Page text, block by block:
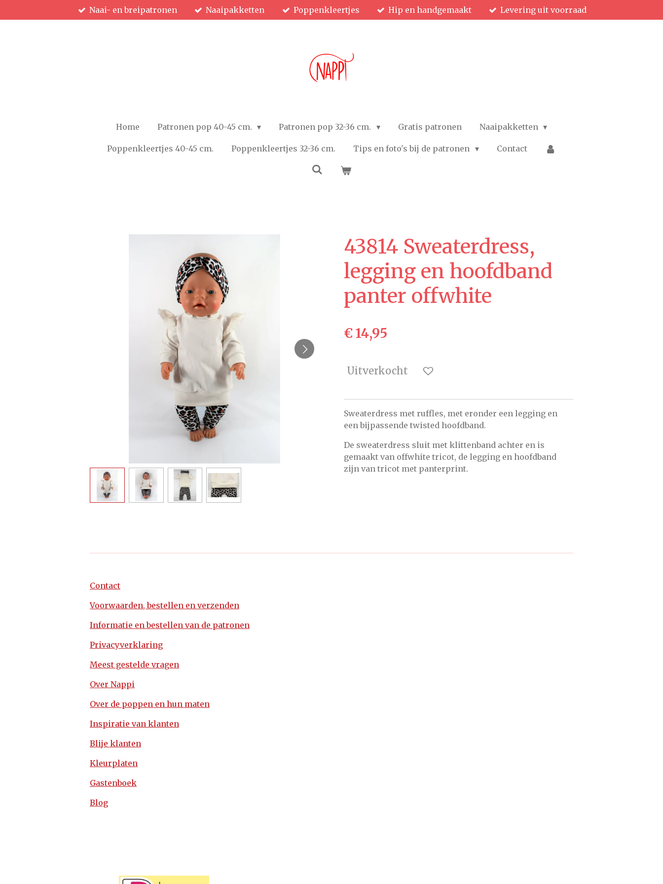
direct
Naai- en breipatronen Naaipakketten Poppenkleertjes Hip en handgemaakt Levering uit voorraad
Home Patronen pop 40-45 cm. Patronen pop 32-36 cm. Gratis patronen Naaipakketten
Poppenkleertjes 40-45 cm. Poppenkleertjes 32-36 cm. Tips en foto's bij de patronen Contact
43814 Sweaterdress,
legging en hoofdband
panter offwhite
€ 14,95
Uitverkocht
Sweaterdress met ruffles, met eronder een legging en
een bijpassende twisted hoofdband.
De sweaterdress sluit met klittenband achter en is
gemaakt van offwhite tricot, de legging en hoofdband
zijn van tricot met panterprint.
Contact
Voorwaarden, bestellen en verzenden
Informatie en bestellen van de patronen
Privacyverklaring
Meest gestelde vragen
Over Nappi
Over de poppen en hun maten
Inspiratie van klanten
Blije klanten
Kleurplaten
Gastenboek
Blog